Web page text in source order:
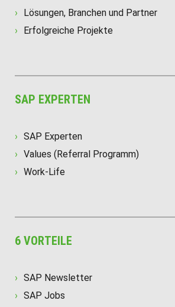
Lösungen, Branchen und Partner
Erfolgreiche Projekte
SAP EXPERTEN
SAP Experten
Values (Referral Programm)
Work-Life
6 VORTEILE
SAP Newsletter
SAP Jobs